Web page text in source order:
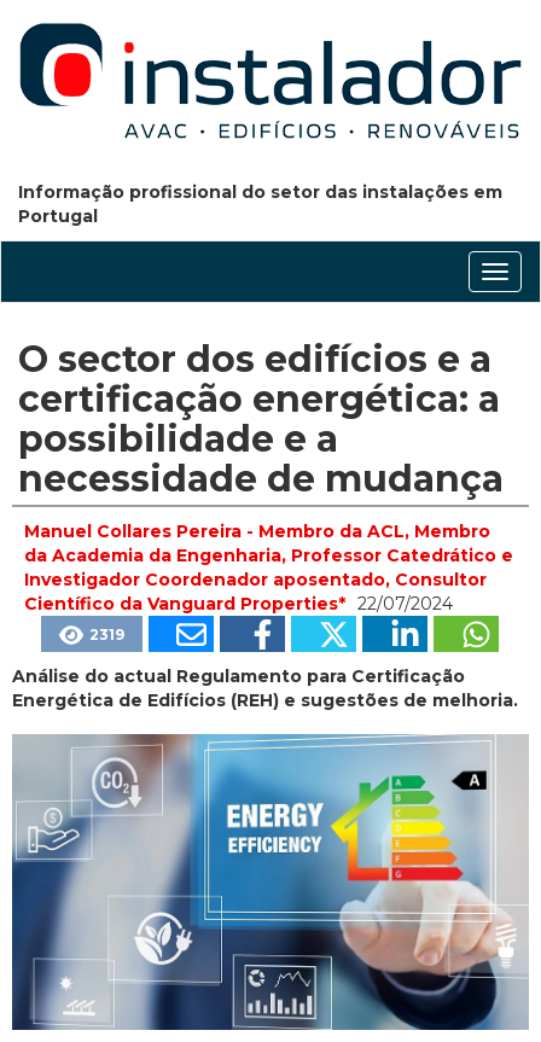
Informação profissional do setor das instalações em
Portugal
O sector dos edifícios e a
certificação energética: a
possibilidade e a
necessidade de mudança
Manuel Collares Pereira - Membro da ACL, Membro
da Academia da Engenharia, Professor Catedrático e
Investigador Coordenador aposentado, Consultor
Científico da Vanguard Properties* 22/07/2024
2319
Análise do actual Regulamento para Certificação
Energética de Edifícios (REH) e sugestões de melhoria.